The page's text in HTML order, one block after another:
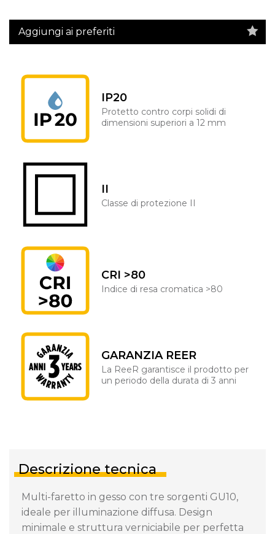
Aggiungi ai preferiti
IP20
Protetto contro corpi solidi di
dimensioni superiori a 12 mm
II
Classe di protezione II
CRI >80
Indice di resa cromatica >80
GARANZIA REER
La ReeR garantisce il prodotto per
un periodo della durata di 3 anni
Descrizione tecnica
Multi-faretto in gesso con tre sorgenti GU10,
ideale per illuminazione diffusa. Design
minimale e struttura verniciabile per perfetta